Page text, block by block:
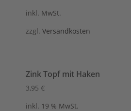
inkl. MwSt.
zzgl.Versandkosten
Zink Topf mit Haken
3,95€
inkl. 19 % MwSt.